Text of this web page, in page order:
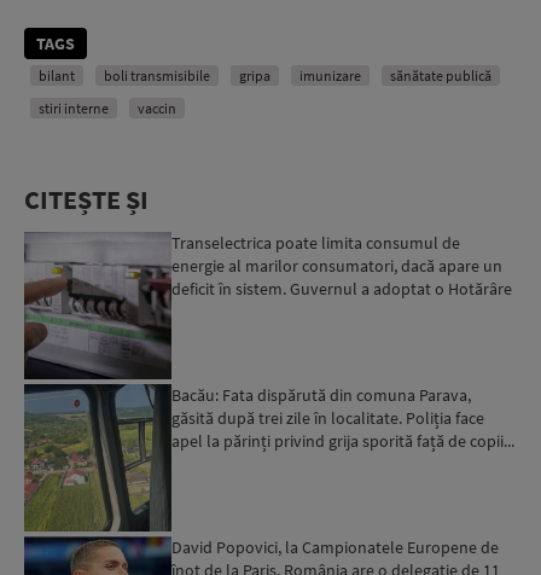
TAGS
bilant boli transmisibile gripa imunizare
sănătate publică
stiri interne
vaccin
CITEȘTE ȘI
Transelectrica poate limita consumul de
energie al marilor consumatori, dacă apare un
deficit în sistem. Guvernul a adoptat o Hotărâre
Bacău: Fata dispărută din comuna Parava,
găsită după trei zile în localitate. Poliția face
apel la părinți privind grija sporită față de copii...
David Popovici, la Campionatele Europene de